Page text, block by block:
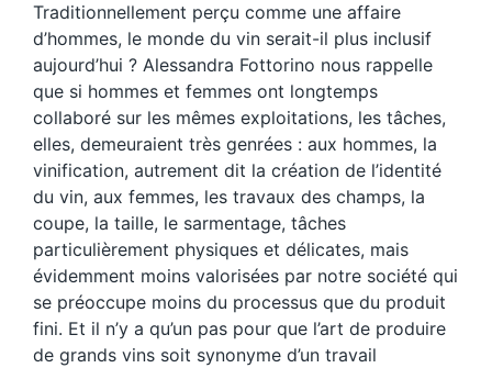
Traditionnellement perçu comme une affaire
d’hommes, le monde du vin serait-il plus inclusif
aujourd’hui ? Alessandra Fottorino nous rappelle
que si hommes et femmes ont longtemps
collaboré sur les mêmes exploitations, les tâches,
elles, demeuraient très genrées : aux hommes, la
vinification, autrement dit la création de l’identité
du vin, aux femmes, les travaux des champs, la
coupe, la taille, le sarmentage, tâches
particulièrement physiques et délicates, mais
évidemment moins valorisées par notre société qui
se préoccupe moins du processus que du produit
fini. Et il n’y a qu’un pas pour que l’art de produire
de grands vins soit synonyme d’un travail